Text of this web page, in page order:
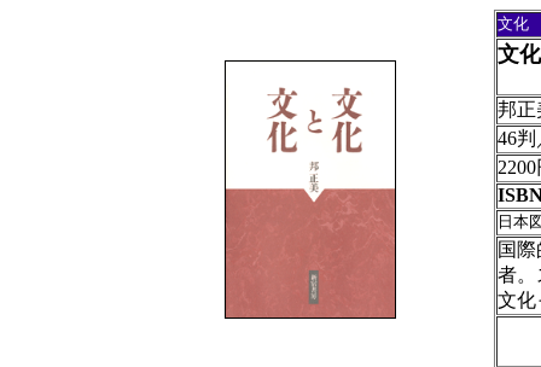
文化
文
邦正
46判
日本
国
者
文化